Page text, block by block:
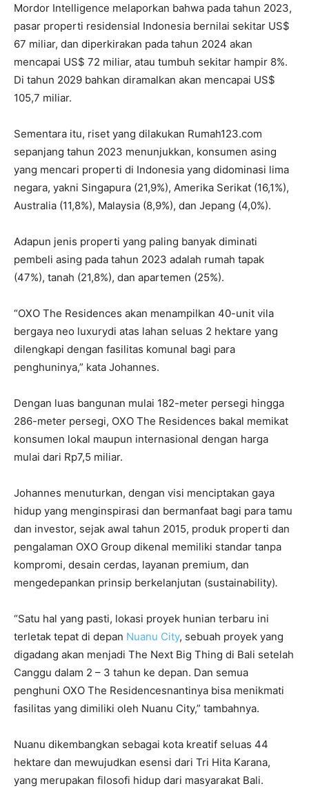
Mordor Intelligence melaporkan bahwa pada tahun 2023,
pasar properti residensial Indonesia bernilai sekitar US$
67 miliar, dan diperkirakan pada tahun 2024 akan
mencapai US$ 72 miliar, atau tumbuh sekitar hampir 8%.
Di tahun 2029 bahkan diramalkan akan mencapai US$
105,7 miliar.
Sementara itu, riset yang dilakukan Rumah123.com
sepanjang tahun 2023 menunjukkan, konsumen asing
yang mencari properti di Indonesia yang didominasi lima
negara, yakni Singapura (21,9%), Amerika Serikat (16,1%),
Australia (11,8%), Malaysia (8,9%), dan Jepang (4,0%).
Adapun jenis properti yang paling banyak diminati
pembeli asing pada tahun 2023 adalah rumah tapak
(47%), tanah (21,8%), dan apartemen (25%).
“OXO The Residences akan menampilkan 40-unit vila
bergaya neo luxurydi atas lahan seluas 2 hektare yang
dilengkapi dengan fasilitas komunal bagi para
penghuninya,” kata Johannes.
Dengan luas bangunan mulai 182-meter persegi hingga
286-meter persegi, OXO The Residences bakal memikat
konsumen lokal maupun internasional dengan harga
mulai dari Rp7,5 miliar.
Johannes menuturkan, dengan visi menciptakan gaya
hidup yang menginspirasi dan bermanfaat bagi para tamu
dan investor, sejak awal tahun 2015, produk properti dan
pengalaman OXO Group dikenal memiliki standar tanpa
kompromi, desain cerdas, layanan premium, dan
mengedepankan prinsip berkelanjutan (sustainability).
“Satu hal yang pasti, lokasi proyek hunian terbaru ini
terletak tepat di depan Nuanu City, sebuah proyek yang
digadang akan menjadi The Next Big Thing di Bali setelah
Canggu dalam 2 – 3 tahun ke depan. Dan semua
penghuni OXO The Residencesnantinya bisa menikmati
fasilitas yang dimiliki oleh Nuanu City,” tambahnya.
Nuanu dikembangkan sebagai kota kreatif seluas 44
hektare dan mewujudkan esensi dari Tri Hita Karana,
yang merupakan filosofi hidup dari masyarakat Bali.